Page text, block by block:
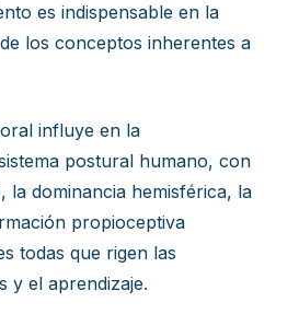
es indispensable en la
los conceptos inherentes a
influye en la
postural humano, con
la dominancia hemisférica, la
propioceptiva
todas que rigen las
y el aprendizaje.